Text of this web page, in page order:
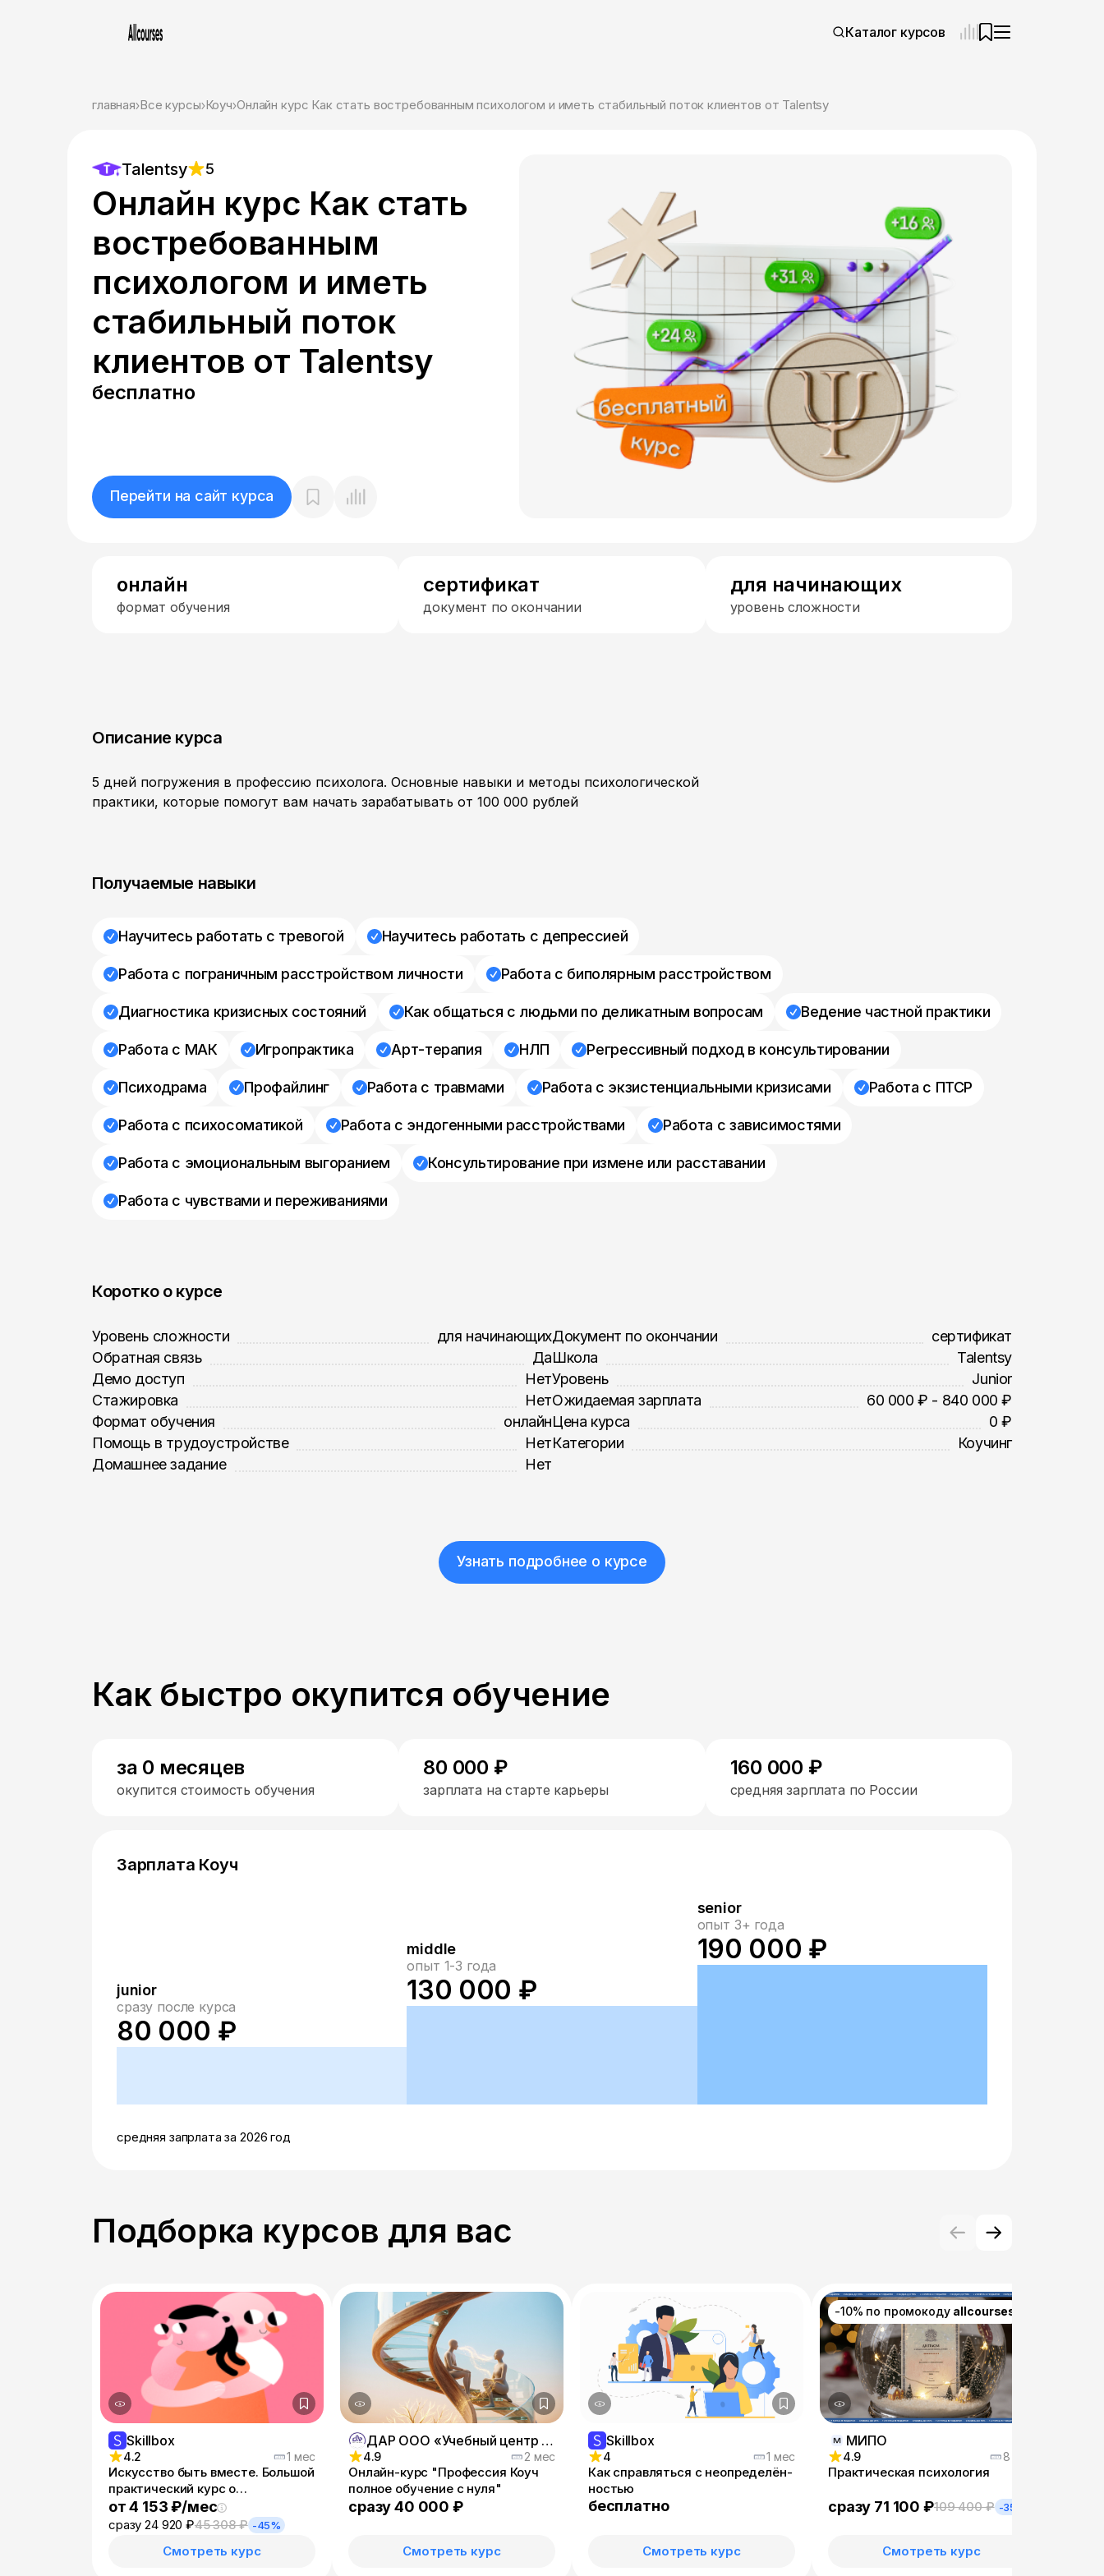
Каталог курсов
главная Все курсы Коуч Онлайн курс Как стать востребованным психологом и иметь стабильный поток клиентов от Talentsy
Talentsy 5
Онлайн курс Как стать
востребованным
психологом и иметь
стабильный поток
клиентов от Talentsy
бесплатно
Перейти на сайт курса
онлайн
формат обучения
сертификат
документ по окончании
для начинающих
уровень сложности
Описание курса
5 дней погружения в профессию психолога. Основные навыки и методы психологической
практики, которые помогут вам начать зарабатывать от 100 000 рублей
Получаемые навыки
Научитесь работать с тревогой Научитесь работать с депрессией
Работа с пограничным расстройством личности Работа с биполярным расстройством
Диагностика кризисных состояний Как общаться с людьми по деликатным вопросам Ведение частной практики
Работа с МАК Игропрактика Арт-терапия НЛП Регрессивный подход в консультировании
Психодрама Профайлинг Работа с травмами Работа с экзистенциальными кризисами Работа с ПТСР
Работа с психосоматикой Работа с эндогенными расстройствами Работа с зависимостями
Работа с эмоциональным выгоранием Консультирование при измене или расставании
Работа с чувствами и переживаниями
Коротко о курсе
Уровень сложности
для начинающих
Обратная связь
Да
Демо доступ
Нет
Стажировка
Нет
Формат обучения
онлайн
Помощь в трудоустройстве
Нет
Домашнее задание
Нет
Документ по окончании
сертификат
Школа
Talentsy
Уровень
Junior
Ожидаемая зарплата
60 000 ₽ - 840 000 ₽
Цена курса
0 ₽
Категории
Коучинг
Узнать подробнее о курсе
Как быстро окупится обучение
за 0 месяцев
окупится стоимость обучения
80 000 ₽
зарплата на старте карьеры
160 000 ₽
средняя зарплата по России
Зарплата Коуч
junior
сразу после курса
80 000 ₽
middle
опыт 1-3 года
130 000 ₽
senior
опыт 3+ года
190 000 ₽
средняя запрлата за 2026 год
Подборка курсов для вас
Skillbox
4.2 1 мес
Искусство быть вместе. Большой
практический курс о
партнёрских отношениях
от 4 153 ₽/мес
сразу 24 920 ₽45 308 ₽ -45%
Смотреть курс
ДАР ООО «Учебный центр «ПРОФИ»
4.9 2 мес
Онлайн-курс "Профессия Коуч
полное обучение с нуля"
сразу 40 000 ₽
Смотреть курс
Skillbox
4 1 мес
Как справляться с неопределён­
ностью
бесплатно
Смотреть курс
-10% по промокоду allcourses
МИПО
4.9 8 мес
Практическая психология
сразу 71 100 ₽109 400 ₽ -35%
Смотреть курс